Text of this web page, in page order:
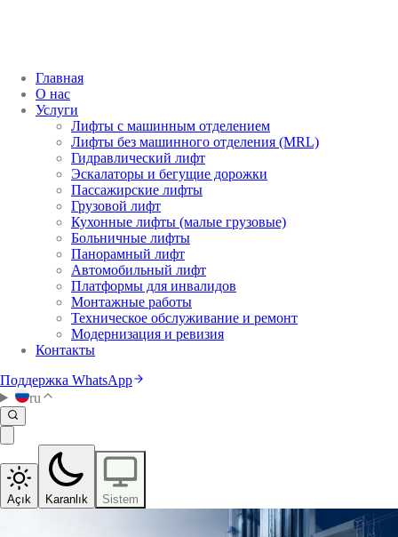
Главная
О нас
Услуги
Лифты с машинным отделением
Лифты без машинного отделения (MRL)
Гидравлический лифт
Эскалаторы и бегущие дорожки
Пассажирские лифты
Грузовой лифт
Кухонные лифты (малые грузовые)
Больничные лифты
Панорамный лифт
Автомобильный лифт
Платформы для инвалидов
Монтажные работы
Техническое обслуживание и ремонт
Модернизация и ревизия
Контакты
Поддержка WhatsApp
ru
Açık Karanlık Sistem